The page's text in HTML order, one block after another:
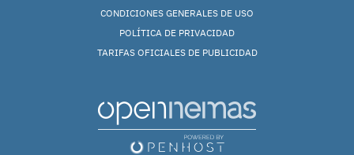
CONDICIONES GENERALES DE USO
POLÍTICA DE PRIVACIDAD
TARIFAS OFICIALES DE PUBLICIDAD